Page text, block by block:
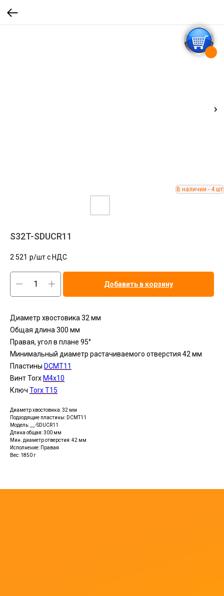
S32T-SDUCR11
2 521 р/шт c НДС
Добавить в корзину
Диаметр хвостовика 32 мм
Общая длина 300 мм
Правая, угол в плане 95°
Минимальный диаметр растачиваемого отверстия 42 мм
Пластины DCMT11
Винт Torx M4x10
Ключ Torx T15
Диаметр хвостовика: 32 мм
Подходящие пластины: DCMT11
Модель: __-SDUCR11
Длина общая: 300 мм
Мин. диаметр отверстия: 42 мм
Исполнение: Правая
Вес: 1850 г